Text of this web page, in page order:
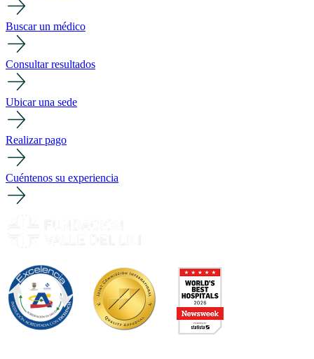
Buscar un médico
Consultar resultados
Ubicar una sede
Realizar pago
Cuéntenos su experiencia